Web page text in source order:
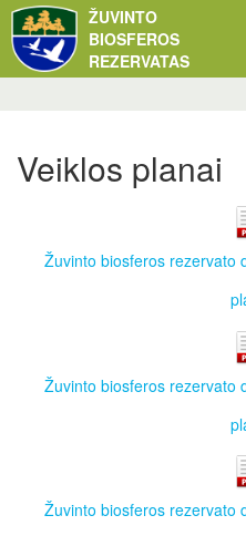
ŽUVINTO
BIOSFEROS
REZERVATAS
Veiklos planai
Žuvinto biosferos rezervato
Žuvinto biosferos rezervato
Žuvinto biosferos rezervato